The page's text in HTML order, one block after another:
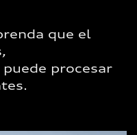
que el
procesar